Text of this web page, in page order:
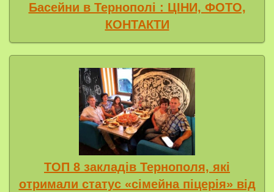
Басейни в Тернополі : ЦІНИ, ФОТО,
КОНТАКТИ
ТОП 8 закладів Тернополя, які
отримали статус «сімейна піцерія» від